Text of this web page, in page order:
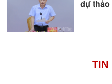
dự thảo
TIN